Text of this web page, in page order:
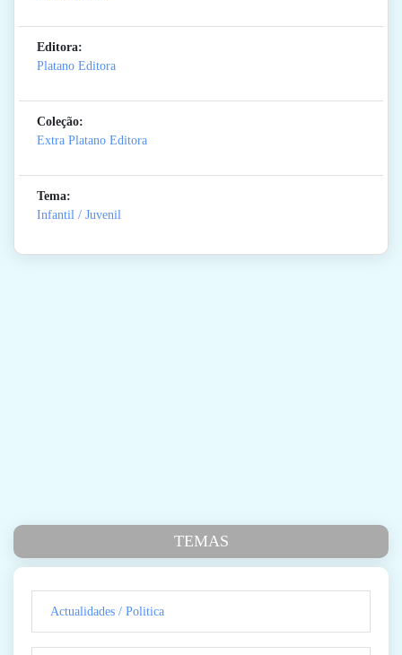
Editora:
Platano Editora
Coleção:
Extra Platano Editora
Tema:
Infantil / Juvenil
TEMAS
Actualidades / Politica